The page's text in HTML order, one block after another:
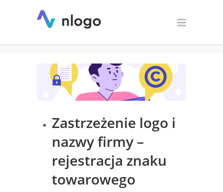
Zastrzeżenie logo i nazwy
Zastrzeżenie logo i
nazwy firmy –
rejestracja znaku
towarowego